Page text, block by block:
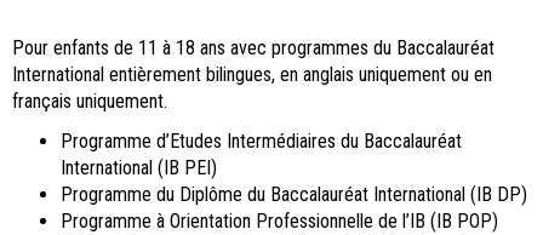
Pour enfants de 11 à 18 ans avec programmes du Baccalauréat
International entièrement bilingues, en anglais uniquement ou en
français uniquement.
Programme d’Etudes Intermédiaires du Baccalauréat
International (IB PEI)
Programme du Diplôme du Baccalauréat International (IB DP)
Programme à Orientation Professionnelle de l’IB (IB POP)